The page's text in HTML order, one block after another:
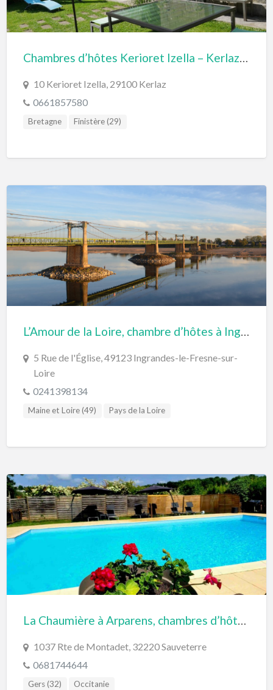
Chambres d’hôtes Kerioret Izella – Kerlaz Douarnenez (Finistère, Bretagne)
10 Kerioret Izella, 29100 Kerlaz
0661857580
Bretagne Finistère (29)
L’Amour de la Loire, chambre d’hôtes à Ingrandes-le-Fresne-sur-Loire
5 Rue de l'Église, 49123 Ingrandes-le-Fresne-sur-
Loire
0241398134
Maine et Loire (49) Pays de la Loire
La Chaumière à Arparens, chambres d’hôtes à Sauveterre dans le Gers
1037 Rte de Montadet, 32220 Sauveterre
0681744644
Gers (32) Occitanie